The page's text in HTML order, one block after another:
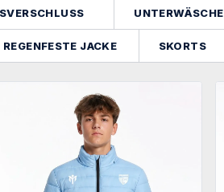
UNTERWÄSCHE
REGENFESTE JACKE SKORTS